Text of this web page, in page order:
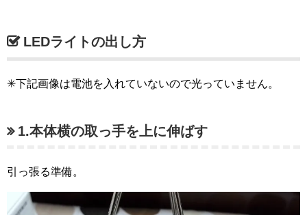
LEDライトの出し方
✳︎下記画像は電池を入れていないので光っていません。
1.本体横の取っ手を上に伸ばす
引っ張る準備。